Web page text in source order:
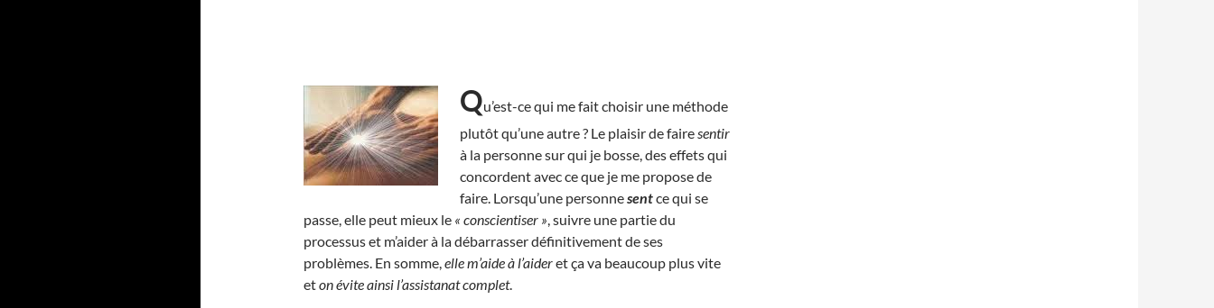
Qu’est-ce qui me fait choisir une méthode
plutôt qu’une autre ? Le plaisir de fairesentir
à la personne sur qui je bosse, des effets qui
concordent avec ce que je me propose de
faire. Lorsqu’une personnesentce qui se
passe, elle peut mieux le « conscientiser », suivre une partie du
processus et m’aider à la débarrasser définitivement de ses
problèmes. En somme,elle m’aide à l’aideret ça va beaucoup plus vite
eton évite ainsi l’assistanat complet.